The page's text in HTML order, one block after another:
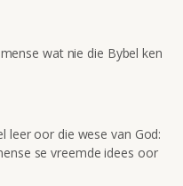
wat nie die Bybel ken
leer oor die wese van God:
se vreemde idees oor